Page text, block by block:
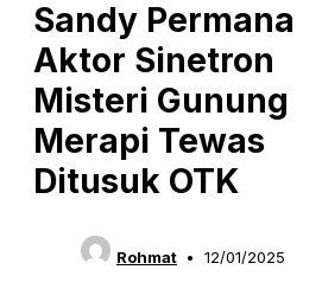
Sandy Permana
Aktor Sinetron
Misteri Gunung
Merapi Tewas
Ditusuk OTK
Rohmat 12/01/2025